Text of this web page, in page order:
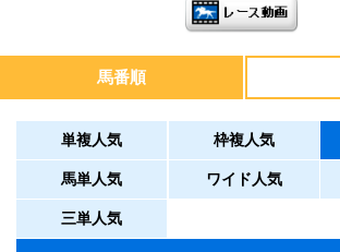
馬番順
単複人気 枠複人気
馬単人気 ワイド人気
三単人気